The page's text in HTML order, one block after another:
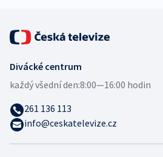
Divácké centrum
každý všední den:8:00—16:00 hodin
261 136 113
info@ceskatelevize.cz